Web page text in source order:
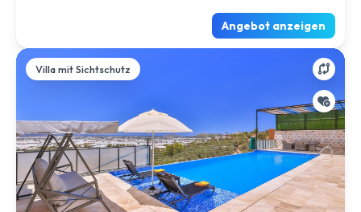
Angebot anzeigen
Villa mit Sichtschutz